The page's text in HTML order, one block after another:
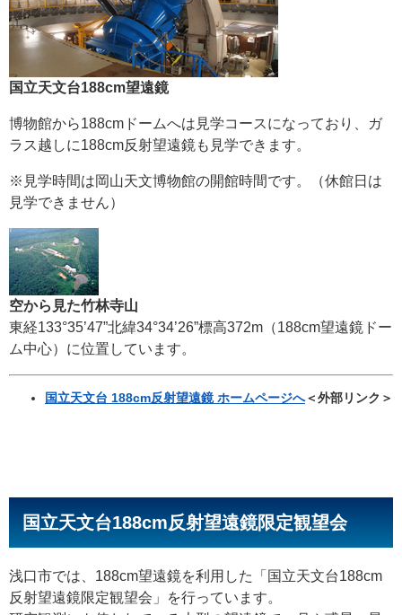
国立天文台188cm望遠鏡
博物館から188cmドームへは見学コースになっており、ガ
ラス越しに188cm反射望遠鏡も見学できます。
※見学時間は岡山天文博物館の開館時間です。（休館日は
見学できません）
空から見た竹林寺山
東経133°35’47”北緯34°34’26”標高372m（188cm望遠鏡ドー
ム中心）に位置しています。
国立天文台 188cm反射望遠鏡 ホームページへ＜外部リンク＞
国立天文台188cm反射望遠鏡限定観望会
浅口市では、188cm望遠鏡を利用した「国立天文台188cm
反射望遠鏡限定観望会」を行っています。